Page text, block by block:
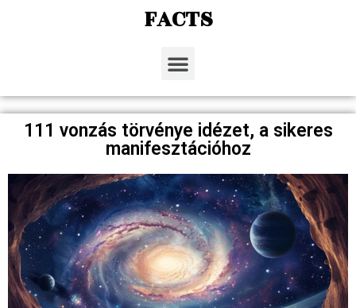
FACTS
111 vonzás törvénye idézet, a sikeres
manifesztációhoz